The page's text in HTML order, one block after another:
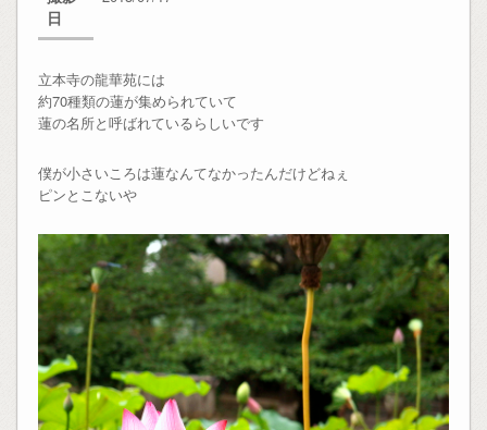
日
立本寺の龍華苑には
約70種類の蓮が集められていて
蓮の名所と呼ばれているらしいです
僕が小さいころは蓮なんてなかったんだけどねぇ
ピンとこないや